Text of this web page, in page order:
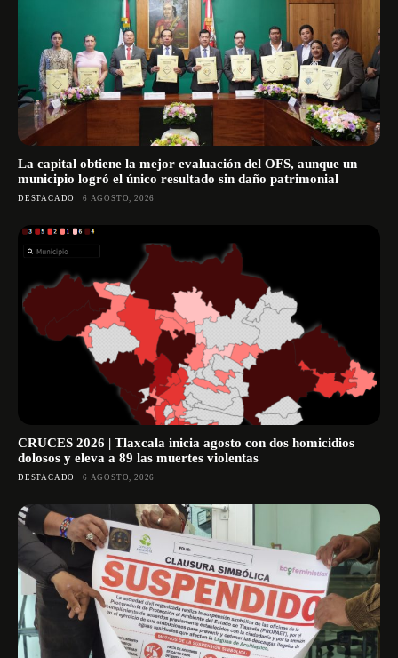
La capital obtiene la mejor evaluación del OFS, aunque un
municipio logró el único resultado sin daño patrimonial
DESTACADO 6 AGOSTO, 2026
CRUCES 2026 | Tlaxcala inicia agosto con dos homicidios
dolosos y eleva a 89 las muertes violentas
DESTACADO 6 AGOSTO, 2026